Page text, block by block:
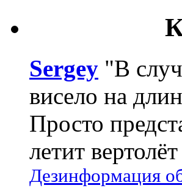
Sergey "В
висело на
Просто
летит
Дезинформация